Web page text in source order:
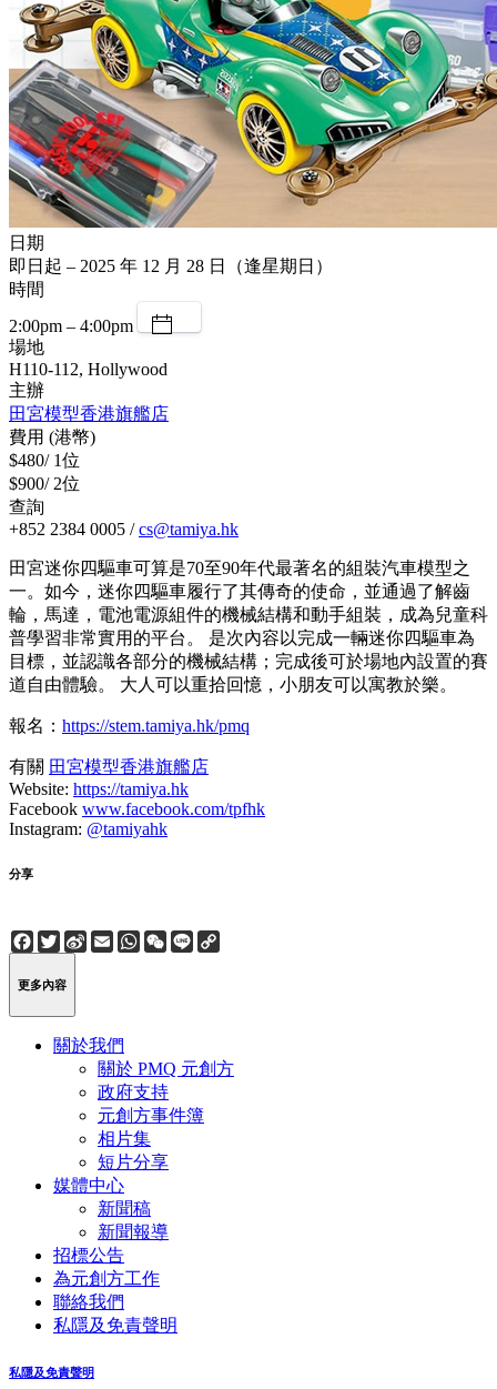
日期
即日起 – 2025 年 12 月 28 日（逢星期日）
時間
2:00pm – 4:00pm
場地
H110-112, Hollywood
主辦
田宮模型香港旗艦店
費用 (港幣)
$480/ 1位
$900/ 2位
查詢
+852 2384 0005 /cs@tamiya.hk
田宮迷你四驅車可算是70至90年代最著名的組裝汽車模型之
一。如今，迷你四驅車履行了其傳奇的使命，並通過了解齒
輪，馬達，電池電源組件的機械結構和動手組裝，成為兒童科
普學習非常實用的平台。 是次內容以完成一輛迷你四驅車為
目標，並認識各部分的機械結構；完成後可於場地內設置的賽
道自由體驗。 大人可以重拾回憶，小朋友可以寓教於樂。
報名： https://stem.tamiya.hk/pmq
有關 田宮模型香港旗艦店
Website: https://tamiya.hk
Facebook www.facebook.com/tpfhk
Instagram: @tamiyahk
分享
Facebook
Twitter
Sina
Weibo
EmailWhatsApp
WeChat
Line
更多內容
關於我們
關於 PMQ 元創方
政府支持
元創方事件簿
相片集
短片分享
媒體中心
新聞稿
新聞報導
招標公告
為元創方工作
聯絡我們
私隱及免責聲明
私隱及免責聲明